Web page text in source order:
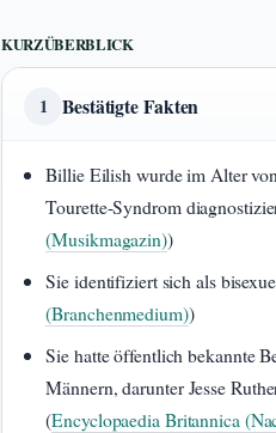
KURZÜBERBLICK
1 Bestätigte Fakten
Billie Eilish wurde im Alter
Tourette-Syndrom
(Musikmagazin))
Sie identifiziert sich als
(Branchenmedium))
Sie hatte öffentlich bekannte
Männern, darunter Jesse
(Encyclopaedia Britannica